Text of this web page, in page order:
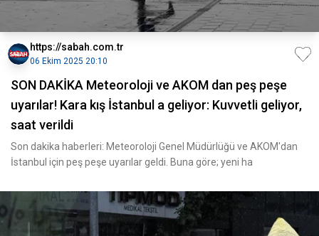
https://sabah.com.tr
06 Ekim 2025 20:10
SON DAKİKA Meteoroloji ve AKOM dan peş peşe
uyarılar! Kara kış İstanbul a geliyor: Kuvvetli geliyor,
saat verildi
Son dakika haberleri: Meteoroloji Genel Müdürlüğü ve AKOM'dan
İstanbul için peş peşe uyarılar geldi. Buna göre; yeni ha